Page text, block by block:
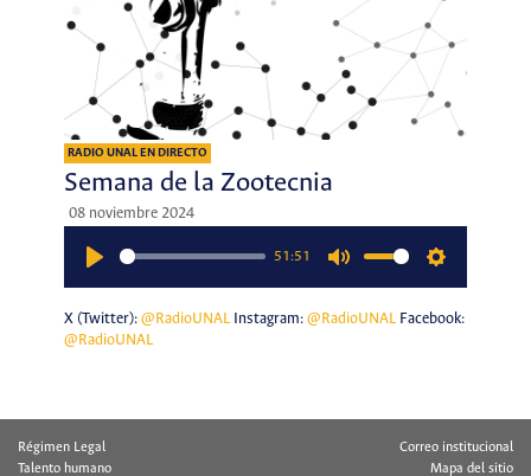
RADIO UNAL EN DIRECTO
Semana de la Zootecnia
08 noviembre 2024
51:51
X (Twitter): @RadioUNALInstagram: @RadioUNALFacebook:
@RadioUNAL
Régimen Legal
Talento humano
Correo institucional
Mapa del sitio